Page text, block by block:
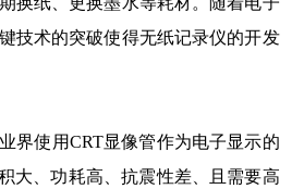
技术的突破使得无纸记录仪的开发
界使用CRT显像管作为电子显示的
大、功耗高、抗震性差、且需要高